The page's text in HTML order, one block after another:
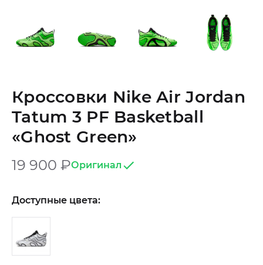
Кроссовки Nike Air Jordan
Tatum 3 PF Basketball
«Ghost Green»
19 900 ₽Оригинал
Доступные цвета: